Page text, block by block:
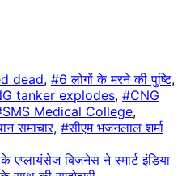
dead, #6 लोगों के मरने की पुष्टि,
tanker explodes, #CNG
Medical College,
समाचार, #सीएम भजनलाल शर्मा
एप्लायंसेज बिजनेस ने स्मार्ट इंडिया